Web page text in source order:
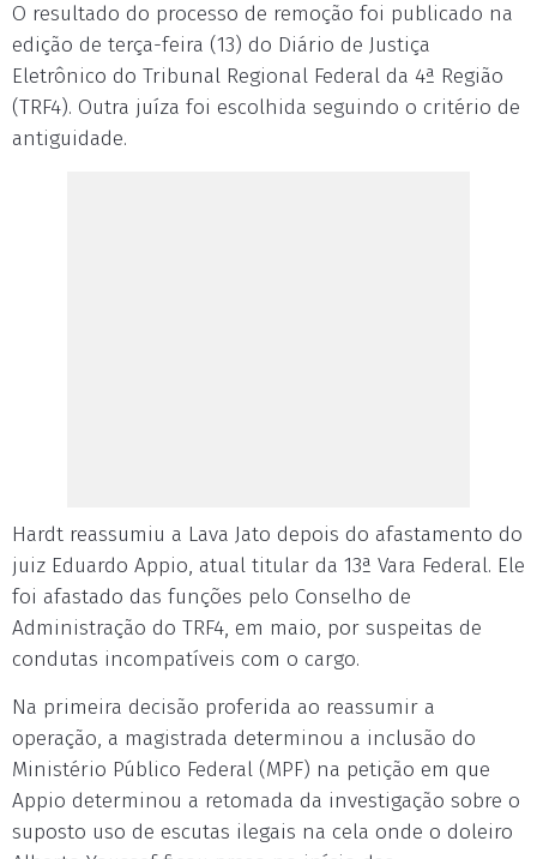
O resultado do processo de remoção foi publicado na
edição de terça-feira (13) do Diário de Justiça
Eletrônico do Tribunal Regional Federal da 4ª Região
(TRF4). Outra juíza foi escolhida seguindo o critério de
antiguidade.
Hardt reassumiu a Lava Jato depois do afastamento do
juiz Eduardo Appio, atual titular da 13ª Vara Federal. Ele
foi afastado das funções pelo Conselho de
Administração do TRF4, em maio, por suspeitas de
condutas incompatíveis com o cargo.
Na primeira decisão proferida ao reassumir a
operação, a magistrada determinou a inclusão do
Ministério Público Federal (MPF) na petição em que
Appio determinou a retomada da investigação sobre o
suposto uso de escutas ilegais na cela onde o doleiro